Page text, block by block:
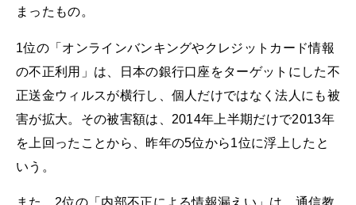
まったもの。
1位の「オンラインバンキングやクレジットカード情報
の不正利用」は、日本の銀行口座をターゲットにした不
正送金ウィルスが横行し、個人だけではなく法人にも被
害が拡大。その被害額は、2014年上半期だけで2013年
を上回ったことから、昨年の5位から1位に浮上したと
いう。
また、2位の「内部不正による情報漏えい」は、通信教